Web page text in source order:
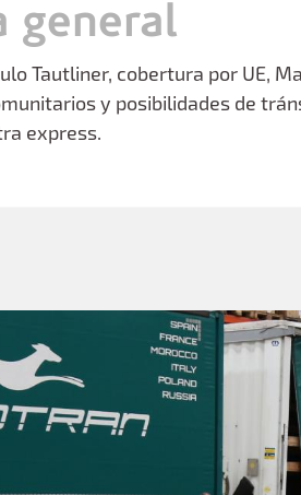
general
Tautliner, cobertura por UE,
y posibilidades de
express.